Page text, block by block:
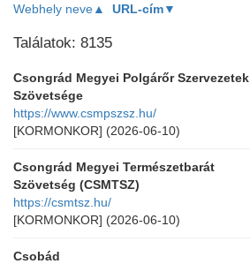
Webhely neve▲ URL-cím▼
Találatok: 8135
Csongrád Megyei Polgárőr Szervezetek
Szövetsége
https://www.csmpszsz.hu/
[KORMONKOR] (2026-06-10)
Csongrád Megyei Természetbarát
Szövetség (CSMTSZ)
https://csmtsz.hu/
[KORMONKOR] (2026-06-10)
Csobád